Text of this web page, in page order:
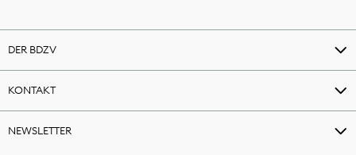
DER BDZV
KONTAKT
NEWSLETTER